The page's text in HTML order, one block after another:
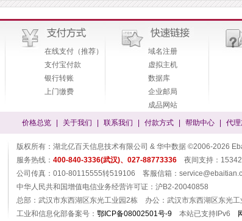
在线支付（推荐）
支付宝付款
银行转账
上门缴费
域名注册
虚拟主机
数据库
企业邮局
成品网站
价格总览 关于我们 联系我们 付款方式 帮助中心 代理
版权所有：湖北亿百天信息技术有限公司 & 华中数据 ©2006-2026
服务热线： 400-840-3336(武汉)、027-88773336 夜间支持：
公司传真：010-80115555转519106 客服信箱：
中华人民共和国增值电信业务经营许可证：沪B2-20040858
总部：武汉市东西湖区东光工业园2栋 办公：武汉市东西湖区东光工
工业和信息化部备案号： 鄂ICP备08002501号-9 本站已支持IPv6